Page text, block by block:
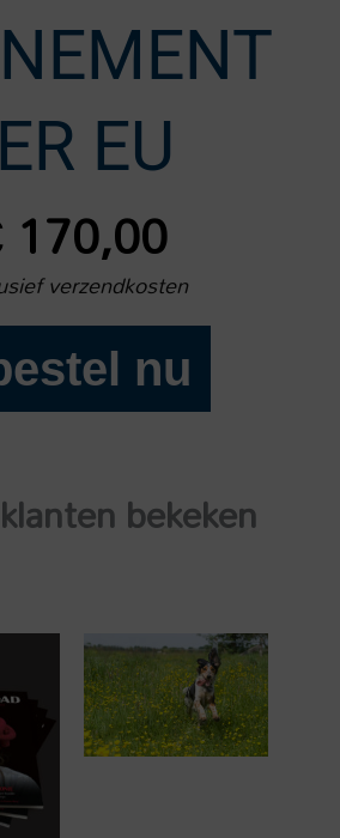
EU
170,00
verzendkosten
nu
bekeken